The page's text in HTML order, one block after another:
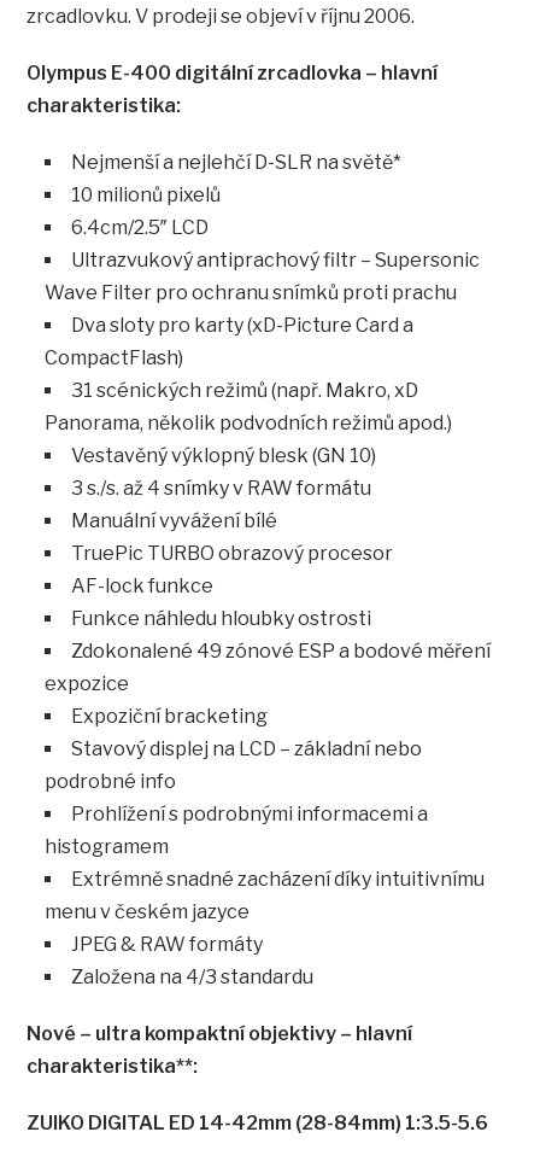
zrcadlovku. V prodeji se objeví v říjnu 2006.
Olympus E-400 digitální zrcadlovka – hlavní
charakteristika:
Nejmenší a nejlehčí D-SLR na světě*
10 milionů pixelů
6.4cm/2.5″ LCD
Ultrazvukový antiprachový filtr – Supersonic
Wave Filter pro ochranu snímků proti prachu
Dva sloty pro karty (xD-Picture Card a
CompactFlash)
31 scénických režimů (např. Makro, xD
Panorama, několik podvodních režimů apod.)
Vestavěný výklopný blesk (GN 10)
3 s./s. až 4 snímky v RAW formátu
Manuální vyvážení bílé
TruePic TURBO obrazový procesor
AF-lock funkce
Funkce náhledu hloubky ostrosti
Zdokonalené 49 zónové ESP a bodové měření
expozice
Expoziční bracketing
Stavový displej na LCD – základní nebo
podrobné info
Prohlížení s podrobnými informacemi a
histogramem
Extrémně snadné zacházení díky intuitivnímu
menu v českém jazyce
JPEG & RAW formáty
Založena na 4/3 standardu
Nové – ultra kompaktní objektivy – hlavní
charakteristika**:
ZUIKO DIGITAL ED 14-42mm (28-84mm) 1:3.5-5.6